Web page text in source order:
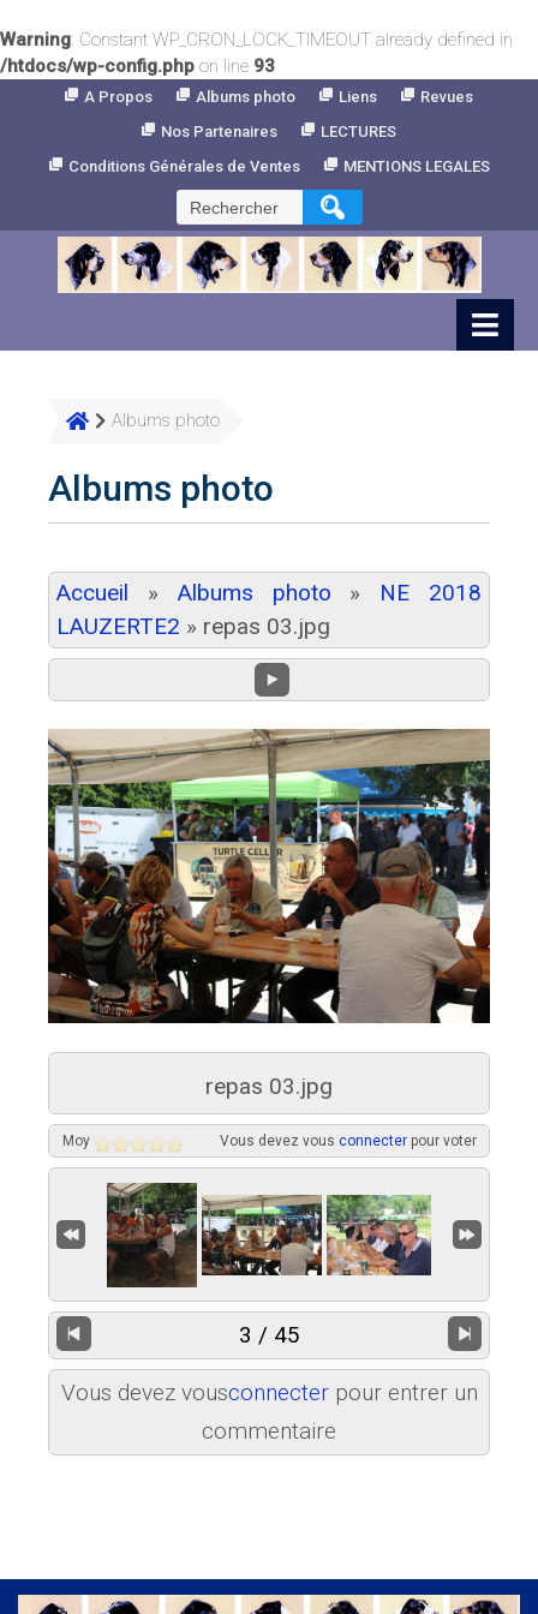
Warning: Constant WP_CRON_LOCK_TIMEOUT already defined in
/htdocs/wp-config.php on line 93
A Propos Albums photo Liens
Revues
Nos Partenaires
LECTURES
Conditions Générales de Ventes
MENTIONS LEGALES
Rechercher :
Albums photo
Albums photo
Accueil » Albums photo » NE 2018
LAUZERTE2 » repas 03.jpg
repas 03.jpg
Moy Vous devez vous connecterpour voter
3 / 45
Vous devez vousconnecterpour entrer un
commentaire